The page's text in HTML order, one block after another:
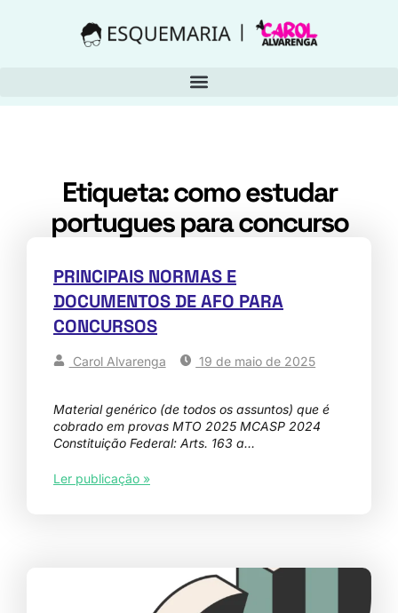
Etiqueta: como estudar
portugues para concurso
PRINCIPAIS NORMAS E
DOCUMENTOS DE AFO PARA
CONCURSOS
Carol Alvarenga 19 de maio de 2025
Material genérico (de todos os assuntos) que é
cobrado em provas MTO 2025 MCASP 2024
Constituição Federal: Arts. 163 a…
Ler publicação »